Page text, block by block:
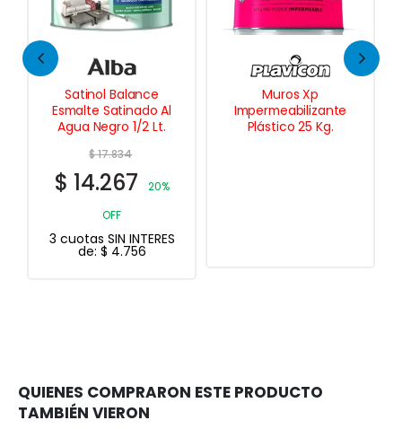
Muros Xp
Impermeabilizante
Plástico 25 Kg.
Kem Glo Esmalte
Sintetico Blanco
Semi-Brillo 1 Lt.